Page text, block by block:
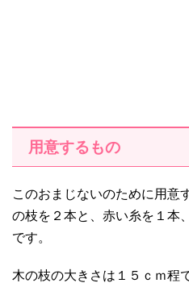
用意するもの
このおまじないのために用意
の枝を２本と、赤い糸を１本
です。
木の枝の大きさは１５ｃｍ程